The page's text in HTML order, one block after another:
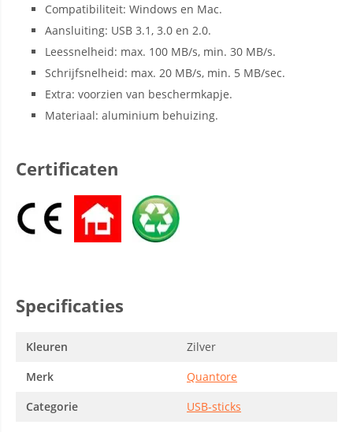
Compatibiliteit: Windows en Mac.
Aansluiting: USB 3.1, 3.0 en 2.0.
Leessnelheid: max. 100 MB/s, min. 30 MB/s.
Schrijfsnelheid: max. 20 MB/s, min. 5 MB/sec.
Extra: voorzien van beschermkapje.
Materiaal: aluminium behuizing.
Certificaten
Specificaties
Kleuren
Zilver
Merk
Quantore
Categorie
USB-sticks